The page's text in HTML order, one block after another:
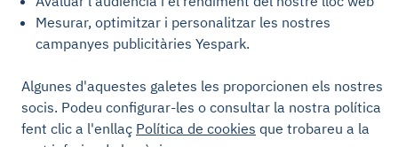
Avisos legals
Carta de Transparència
Mesurar, optimitzar i personalitzar les nostres
campanyes publicitàries Yespark.
Algunes d'aquestes galetes les proporcionen els nostres
socis. Podeu configurar-les o consultar la nostra política
fent clic a l'enllaç Política de cookies que trobareu a la